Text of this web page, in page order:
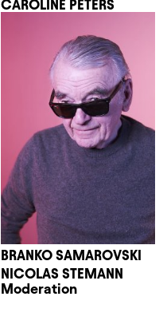
CAROLINE PETERS
BRANKO SAMAROVSKI
NICOLAS STEMANN
Moderation